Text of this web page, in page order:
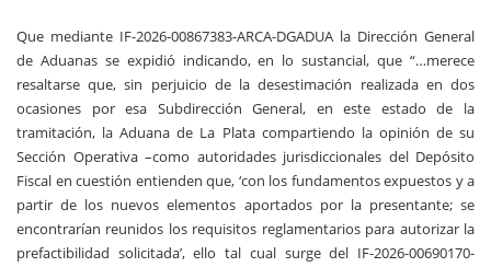
Que mediante IF-2026-00867383-ARCA-DGADUA la Dirección General
de Aduanas se expidió indicando, en lo sustancial, que “…merece
resaltarse que, sin perjuicio de la desestimación realizada en dos
ocasiones por esa Subdirección General, en este estado de la
tramitación, la Aduana de La Plata compartiendo la opinión de su
Sección Operativa –como autoridades jurisdiccionales del Depósito
Fiscal en cuestión entienden que, ‘con los fundamentos expuestos y a
partir de los nuevos elementos aportados por la presentante; se
encontrarían reunidos los requisitos reglamentarios para autorizar la
prefactibilidad solicitada’, ello tal cual surge del IF-2026-00690170-